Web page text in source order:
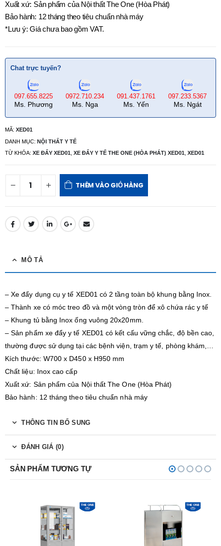
Xuất xứ: Sản phẩm của Nội thất The One (Hòa Phát)
Bảo hành: 12 tháng theo tiêu chuẩn nhà máy
*Lưu ý: Giá chưa bao gồm VAT.
Chat trực tuyến?
097.655.8225
Ms. Phương
0972.710.234
Ms. Nga
091.437.1761
Ms. Yến
097.233.5367
Ms. Ngát
MÃ: XED01
DANH MỤC: NỘI THẤT Y TẾ
TỪ KHÓA: XE ĐẨY XED01 XE ĐẨY Y TẾ THE ONE (HÒA PHÁT) XED01 XED01
THÊM VÀO GIỎ HÀNG
MÔ TẢ
– Xe đẩy dụng cụ y tế XED01 có 2 tầng toàn bộ khung bằng Inox.
– Thành xe có móc treo đồ và một vòng tròn để xô chứa rác y tế
– Khung tủ bằng Inox ống vuông 20x20mm.
– Sản phẩm xe đẩy y tế XED01 có kết cấu vững chắc, độ bền cao,
thường được sử dụng tại các bệnh viện, trạm y tế, phòng khám,…
Kích thước: W700 x D450 x H950 mm
Chất liệu: Inox cao cấp
Xuất xứ: Sản phẩm của Nội thất The One (Hòa Phát)
Bảo hành: 12 tháng theo tiêu chuẩn nhà máy
THÔNG TIN BỔ SUNG
ĐÁNH GIÁ (0)
SẢN PHẨM TƯƠNG TỰ